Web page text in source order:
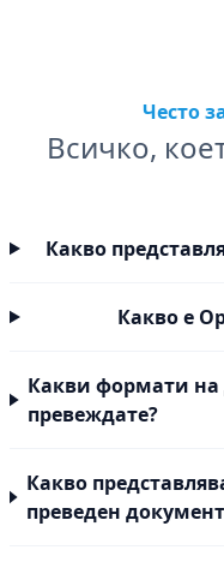
Често
Всичко,
Какво
Какво е
Какви формати
превеждате?
Какво
преведен